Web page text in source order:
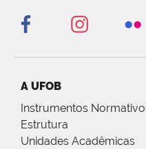
A UFOB
Instrumentos
Estrutura
Unidades Acadêmicas